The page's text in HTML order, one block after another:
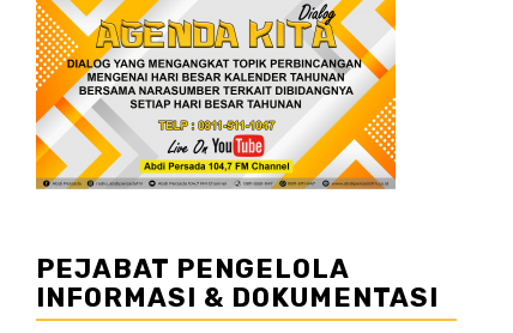
PEJABAT PENGELOLA
INFORMASI & DOKUMENTASI